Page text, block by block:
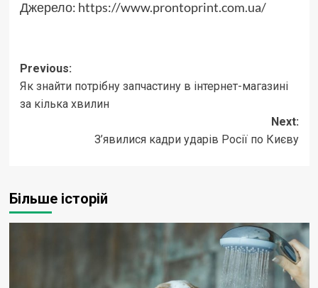
Джерело: https://www.prontoprint.com.ua/
Post
navigation
Previous:
Як знайти потрібну запчастину в інтернет-магазині
за кілька хвилин
Next:
З’явилися кадри ударів Росії по Києву
Більше історій